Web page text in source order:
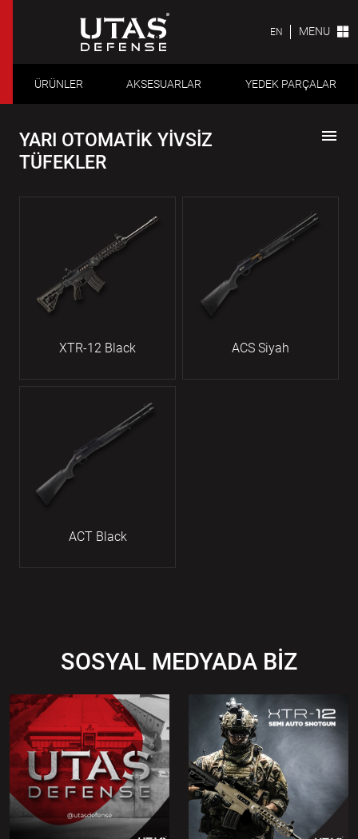
EN MENU
ÜRÜNLER AKSESUARLAR YEDEK PARÇALAR
YARI OTOMATİK YİVSİZ
TÜFEKLER
menu
XTR-12 Black ACS Siyah
ACT Black
SOSYAL MEDYADA BİZ